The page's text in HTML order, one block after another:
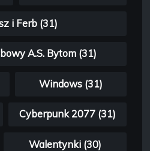
i Ferb (31)
A.S. Bytom (31)
Windows (31)
Cyberpunk 2077 (31)
Walentynki (30)